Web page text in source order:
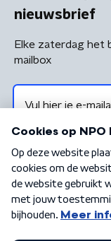
nieuwsbrief
Elke zaterdag het
mailbox
Algemene